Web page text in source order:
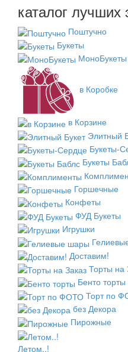
каталог
Поштучно
Букеты
МоноБукеты
в Коробке
в Корзине
Элитный
Букеты-
Букеты
Горшечные
Конфеты
ФУД Букеты
Игрушки
Доставим!
Торты на
Бенто торты
Торт по
без Декора
Пирожные
Летом..!